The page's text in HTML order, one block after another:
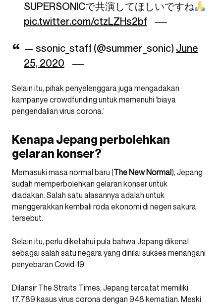
SUPERSONICで共演してほしいですね
pic.twitter.com/ctzLZHs2bf
— ssonic_staff (@summer_sonic) June
25, 2020
Selain itu, pihak penyelenggara juga mengadakan
kampanye crowdfunding untuk memenuhi ‘biaya
pengendalian virus corona.’
Kenapa Jepang perbolehkan
gelaran konser?
Memasuki masa normal baru (The New Normal), Jepang
sudah memperbolehkan gelaran konser untuk
diadakan. Salah satu alasannya adalah untuk
menggerakkan kembali roda ekonomi di negeri sakura
tersebut.
Selain itu, perlu diketahui pula bahwa Jepang dikenal
sebagai salah satu negara yang dinilai sukses menangani
penyebaran Covid-19.
Dilansir The Straits Times, Jepang tercatat memiliki
17.789 kasus virus corona dengan 948 kematian. Meski